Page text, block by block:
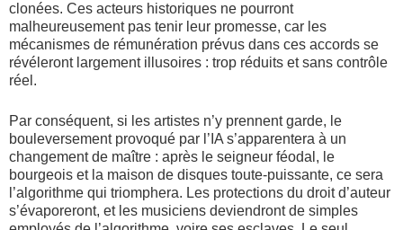
clonées. Ces acteurs historiques ne pourront
malheureusement pas tenir leur promesse, car les
mécanismes de rémunération prévus dans ces accords se
révéleront largement illusoires : trop réduits et sans contrôle
réel.
Par conséquent, si les artistes n’y prennent garde, le
bouleversement provoqué par l’IA s’apparentera à un
changement de maître : après le seigneur féodal, le
bourgeois et la maison de disques toute-puissante, ce sera
l’algorithme qui triomphera. Les protections du droit d’auteur
s’évaporeront, et les musiciens deviendront de simples